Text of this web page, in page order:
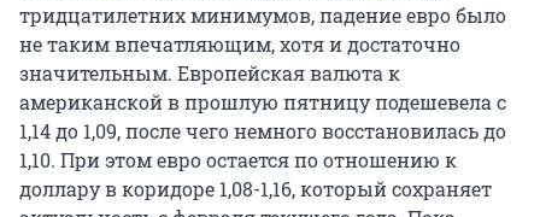
тридцатилетних минимумов, падение евро было
не таким впечатляющим, хотя и достаточно
значительным. Европейская валюта к
американской в прошлую пятницу подешевела с
1,14 до 1,09, после чего немного восстановилась до
1,10. При этом евро остается по отношению к
доллару в коридоре 1,08-1,16, который сохраняет